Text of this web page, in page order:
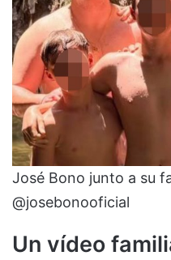
José Bono junto a su
@josebonooficial
Un vídeo